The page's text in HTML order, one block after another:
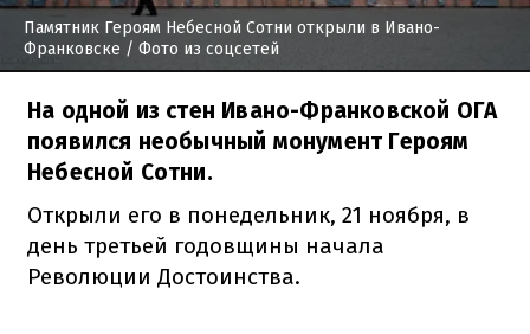
Памятник Героям Небесной Сотни открыли в Ивано-
Франковске / Фото из соцсетей
На одной из стен Ивано-Франковской ОГА
появился необычный монумент Героям
Небесной Сотни.
Открыли его в понедельник, 21 ноября, в
день третьей годовщины начала
Революции Достоинства.